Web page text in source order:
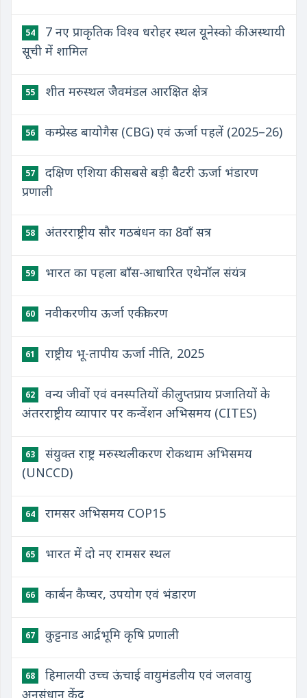
54
7 नए प्राकृतिक विश्व धरोहर स्थल यूनेस्को की अस्थायी
सूची में शामिल
55 शीत मरुस्थल जैवमंडल आरक्षित क्षेत्र
56 कम्प्रेस्ड बायोगैस (CBG) एवं ऊर्जा पहलें (2025–26)
57
दक्षिण एशिया की सबसे बड़ी बैटरी ऊर्जा भंडारण
प्रणाली
58 अंतरराष्ट्रीय सौर गठबंधन का 8वाँ सत्र
59 भारत का पहला बाँस-आधारित एथेनॉल संयंत्र
60 नवीकरणीय ऊर्जा एकीकरण
61 राष्ट्रीय भू-तापीय ऊर्जा नीति, 2025
62
वन्य जीवों एवं वनस्पतियों की लुप्तप्राय प्रजातियों के
अंतरराष्ट्रीय व्यापार पर कन्वेंशन अभिसमय (CITES)
63
संयुक्त राष्ट्र मरुस्थलीकरण रोकथाम अभिसमय
(UNCCD)
64 रामसर अभिसमय COP15
65 भारत में दो नए रामसर स्थल
66 कार्बन कैप्चर, उपयोग एवं भंडारण
67 कुट्टनाड आर्द्रभूमि कृषि प्रणाली
68
हिमालयी उच्च ऊंचाई वायुमंडलीय एवं जलवायु
अनुसंधान केंद्र